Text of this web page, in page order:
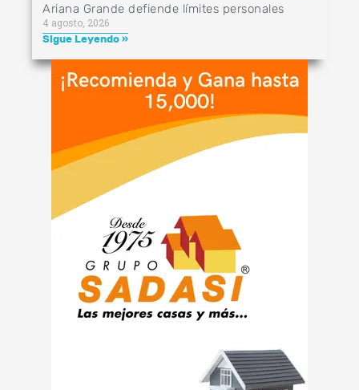
Ariana Grande defiende límites personales
4 agosto, 2026
Sigue Leyendo »